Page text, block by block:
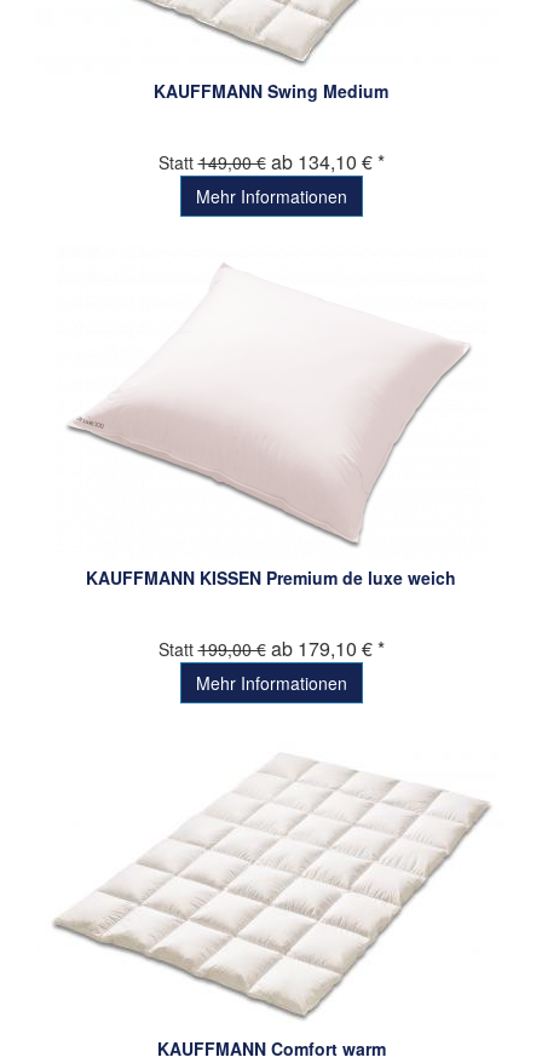
KAUFFMANN Swing Medium
Statt149,00 € ab 134,10 € *
Mehr Informationen
KAUFFMANN KISSEN Premium de luxe weich
Statt199,00 € ab 179,10 € *
Mehr Informationen
KAUFFMANN Comfort warm